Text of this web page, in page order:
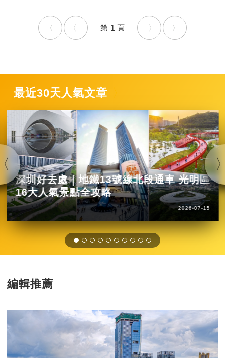
1
最近30天人氣文章
深圳好去處｜地鐵13號線北段通車 光明區
16大人氣景點全攻略
2026-07-15
編輯推薦